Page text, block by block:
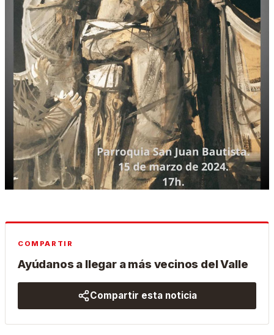
COMPARTIR
Ayúdanos a llegar a más vecinos del Valle
Compartir esta noticia